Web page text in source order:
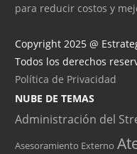
para reducir costos y
Copyright 2025 @
Todos los derechos
Política de Privacidad
NUBE DE TEMAS
Administración del
Asesoramiento Externo